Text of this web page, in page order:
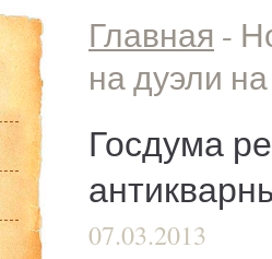
Главная -
на дуэли
Госдума
07.03.2013